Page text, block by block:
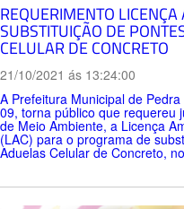
REQUERIMENTO
SUBSTITUIÇÃO DE
CELULAR DE CONCRETO
21/10/2021 ás 13:24:00
A Prefeitura Municipal de
09, torna público que requereu
de Meio Ambiente, a Licença
(LAC) para o programa de
Aduelas Celular de Concreto,